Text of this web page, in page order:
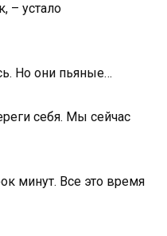
– устало
Но они пьяные…
себя. Мы сейчас
минут. Все это время